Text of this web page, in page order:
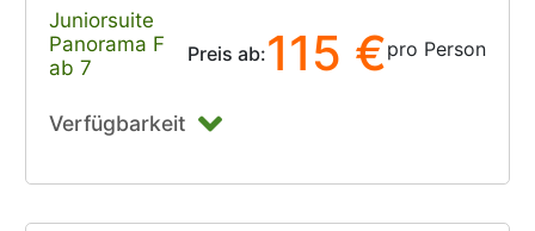
Juniorsuite
Panorama F
ab 7
Preis ab:115 €pro Person
Verfügbarkeit